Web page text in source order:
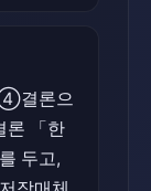
결론으
론 「한
두고,